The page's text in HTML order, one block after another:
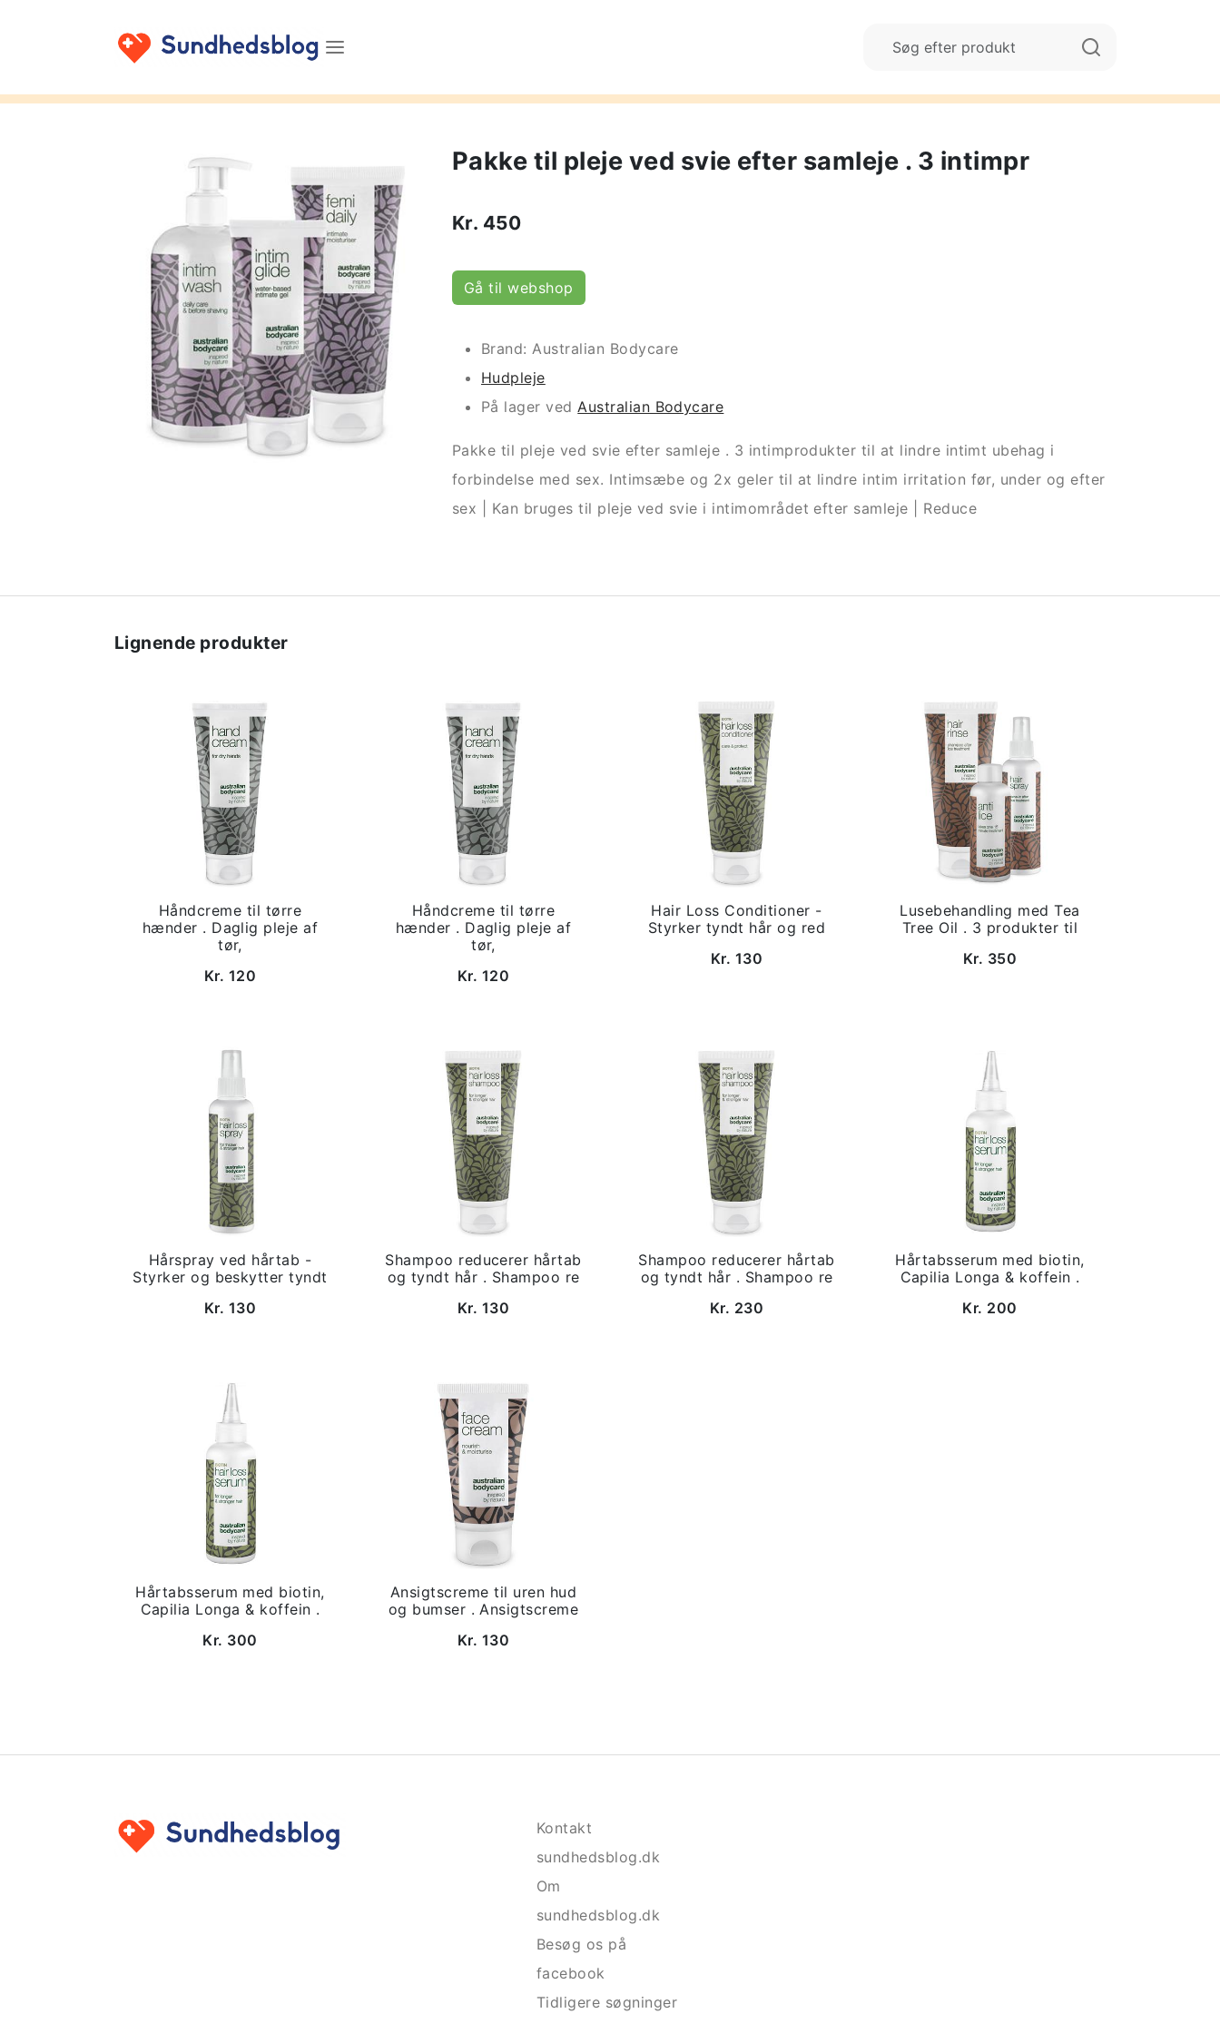
Pakke til pleje ved svie efter samleje . 3 intimpr
Kr. 450
Gå til webshop
Brand: Australian Bodycare
Hudpleje
På lager vedAustralian Bodycare
Pakke til pleje ved svie efter samleje . 3 intimprodukter til at lindre intimt ubehag i
forbindelse med sex. Intimsæbe og 2x geler til at lindre intim irritation før, under og efter
sex | Kan bruges til pleje ved svie i intimområdet efter samleje | Reduce
Lignende produkter
Håndcreme til tørre
hænder . Daglig pleje af
tør,
Kr. 120
Håndcreme til tørre
hænder . Daglig pleje af
tør,
Kr. 120
Hair Loss Conditioner -
Styrker tyndt hår og red
Kr. 130
Lusebehandling med Tea
Tree Oil . 3 produkter til
Kr. 350
Hårspray ved hårtab -
Styrker og beskytter tyndt
Kr. 130
Shampoo reducerer hårtab
og tyndt hår . Shampoo re
Kr. 130
Shampoo reducerer hårtab
og tyndt hår . Shampoo re
Kr. 230
Hårtabsserum med biotin,
Capilia Longa & koffein .
Kr. 200
Hårtabsserum med biotin,
Capilia Longa & koffein .
Kr. 300
Ansigtscreme til uren hud
og bumser . Ansigtscreme
Kr. 130
Kontakt
sundhedsblog.dk
Om
sundhedsblog.dk
Besøg os på
facebook
Tidligere søgninger